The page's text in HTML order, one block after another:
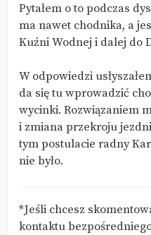
Pytałem o to podczas
ma nawet chodnika, a
Kuźni Wodnej i dalej do
W odpowiedzi
da się tu wprowadzić
wycinki. Rozwiązaniem
i zmiana przekroju
tym postulacie radny
nie było.
*Jeśli chcesz
kontaktu